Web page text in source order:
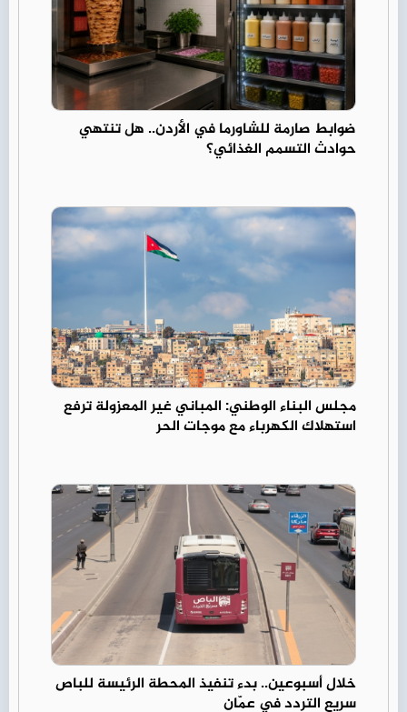
ضوابط صارمة للشاورما في الأردن.. هل تنتهي
حوادث التسمم الغذائي؟
مجلس البناء الوطني: المباني غير المعزولة ترفع
استهلاك الكهرباء مع موجات الحر
خلال أسبوعين.. بدء تنفيذ المحطة الرئيسة للباص
سريع التردد في عمّان